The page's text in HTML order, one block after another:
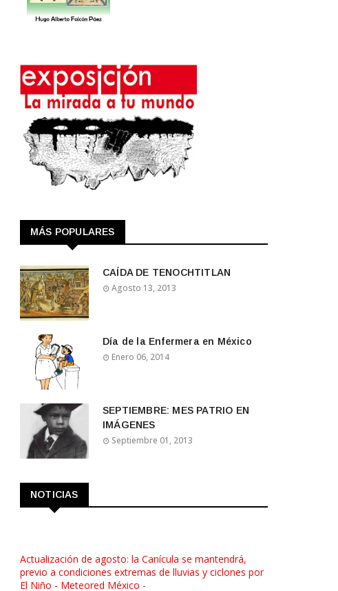
MÁS POPULARES
CAÍDA DE TENOCHTITLAN
Agosto 13, 2013
Día de la Enfermera en México
Enero 06, 2014
SEPTIEMBRE: MES PATRIO EN
IMÁGENES
Septiembre 01, 2013
NOTICIAS
Actualización de agosto: la Canícula se mantendrá,
previo a condiciones extremas de lluvias y ciclones por
El Niño - Meteored México -